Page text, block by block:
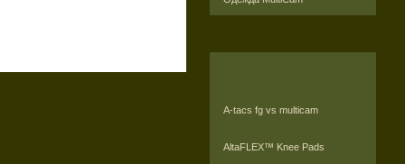
A-tacs fg vs multicam
AltaFLEX™ Knee Pads